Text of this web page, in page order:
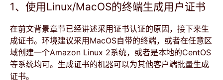
1、使用Linux/MacOS的终端生成用户证书
在前文背景章节已经讲述采用证书认证的原因，接下来生
成证书。环境建议采用MacOS自带的终端，或者在任意区
域创建一个Amazon Linux 2系统，或者是本地的CentOS
等系统均可。生成证书的机器可以为其他客户端批量生成
证书。